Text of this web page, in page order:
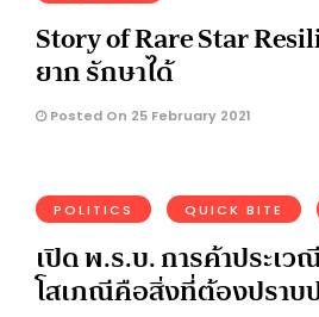
Story of Rare Star
ยาก รักษาได้
Posted On 25 February 2021
POLITICS QUICK BITE
เปิด พ.ร.บ. การค้าประเว
โสเภณีคือสิ่งที่ต้องปราบ